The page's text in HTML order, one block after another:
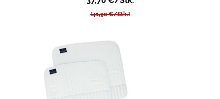
[41,90 €/Stk.]